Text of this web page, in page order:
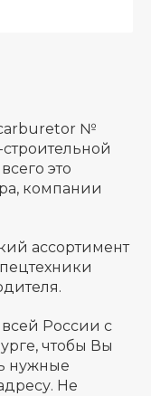
№
это
компании
ассортимент
России с
чтобы Вы
нужные
Не